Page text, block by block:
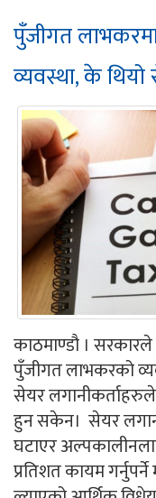
पुँजीगत
व्यवस्था, के थियो
काठमाण्डौ ।
पुँजीगत लाभकरको
सेयर
हुन सकेन। सेयर
घटाएर
प्रतिशत कायम